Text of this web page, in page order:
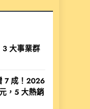
3 大事業群
7 成！2026
，5 大熱銷